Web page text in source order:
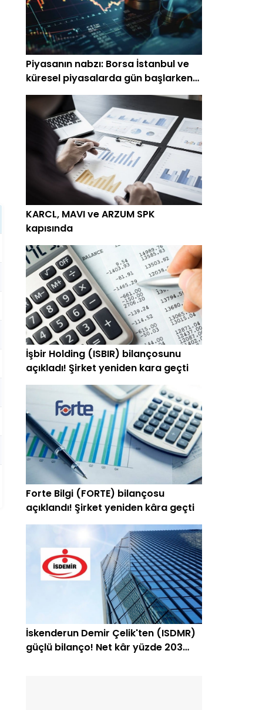
Piyasanın nabzı: Borsa İstanbul ve
küresel piyasalarda gün başlarken
(7 Ağustos)
KARCL, MAVI ve ARZUM SPK
kapısında
İşbir Holding (ISBIR) bilançosunu
açıkladı! Şirket yeniden kara geçti
Forte Bilgi (FORTE) bilançosu
açıklandı! Şirket yeniden kâra geçti
İskenderun Demir Çelik'ten (ISDMR)
güçlü bilanço! Net kâr yüzde 203